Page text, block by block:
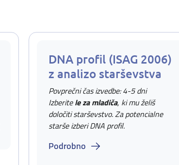
DNA profil (ISAG 2006)
z analizo starševstva
Povprečni čas izvedbe: 4-5 dni
Izberitele za mladiča, ki mu želiš
določiti starševstvo. Za potencialne
starše izberi DNA profil.
Podrobno